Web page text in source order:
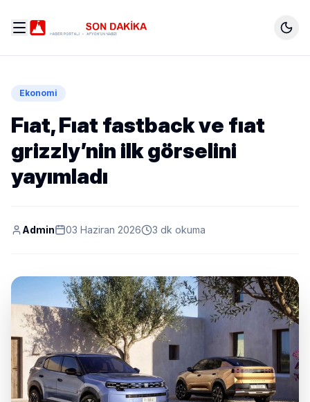
Ekonomi
Fıat, Fıat fastback ve fıat
grizzly’nin ilk görselini
yayımladı
Admin 03 Haziran 2026 3 dk okuma